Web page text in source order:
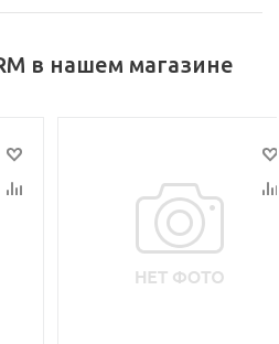
в нашем магазине